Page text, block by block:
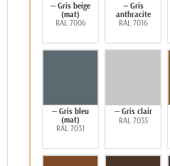
— Gris beige
(mat)
RAL 7006
— Gris
anthracite
RAL 7016
— Gris bleu
(mat)
RAL 7031
— Gris clair
RAL 7035